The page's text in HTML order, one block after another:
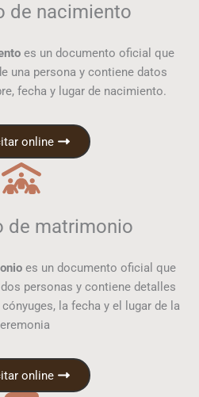
de nacimiento
es un documento oficial que
una persona y contiene datos
fecha y lugar de nacimiento.
online
de matrimonio
es un documento oficial que
personas y contiene detalles
la fecha y el lugar de la
online